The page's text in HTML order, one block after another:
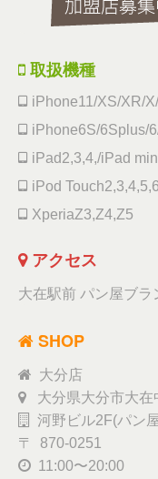
取扱機種
iPhone11/XS/XR/
iPhone6S/6Splus/
iPad2,3,4,/iPad
iPod Touch2,3,4,5,6
XperiaZ3,Z4,Z5
アクセス
大在駅前 パン屋ブラ
SHOP
大分店
大分県大分市大在
河野ビル2F(パン
〒 870-0251
11:00〜20:00